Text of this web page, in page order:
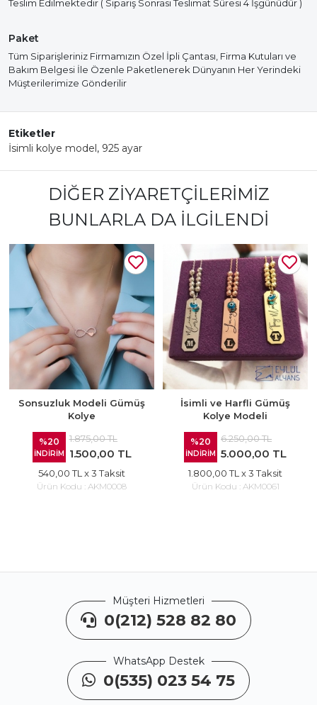
Teslim Edilmektedir ( Sipariş Sonrası Teslimat Süresi 4 İşgünüdür )
Paket
Tüm Siparişleriniz Firmamızın Özel İpli Çantası, Firma Kutuları ve
Bakım Belgesi İle Özenle Paketlenerek Dünyanın Her Yerindeki
Müşterilerimize Gönderilir
Etiketler
İsimli kolye model, 925 ayar
DIĞER ZIYARETÇILERIMIZ
BUNLARLA DA İLGILENDI
Sonsuzluk Modeli Gümüş
Kolye
%20
İNDİRİM
1.875,00 TL
1.500,00 TL
540,00 TL x 3 Taksit
Ürün Kodu : AKM0008
İsimli ve Harfli Gümüş
Kolye Modeli
%20
İNDİRİM
6.250,00 TL
5.000,00 TL
1.800,00 TL x 3 Taksit
Ürün Kodu : AKM0061
Müşteri Hizmetleri
0(212) 528 82 80
WhatsApp Destek
0(535) 023 54 75